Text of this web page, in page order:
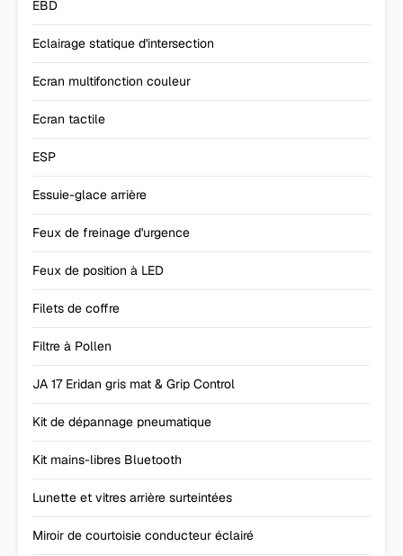
EBD
Eclairage statique d'intersection
Ecran multifonction couleur
Ecran tactile
ESP
Essuie-glace arrière
Feux de freinage d'urgence
Feux de position à LED
Filets de coffre
Filtre à Pollen
JA 17 Eridan gris mat & Grip Control
Kit de dépannage pneumatique
Kit mains-libres Bluetooth
Lunette et vitres arrière surteintées
Miroir de courtoisie conducteur éclairé